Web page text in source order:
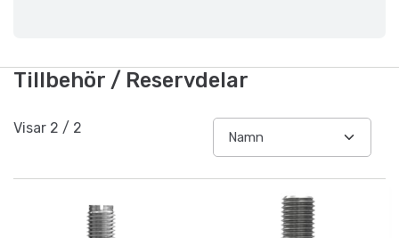
Tillbehör / Reservdelar
Visar 2 / 2